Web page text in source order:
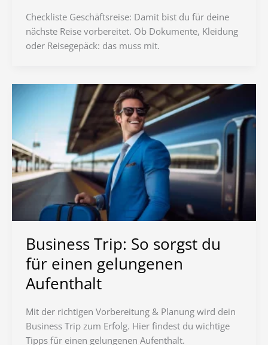
Checkliste Geschäftsreise: Damit bist du für deine
nächste Reise vorbereitet. Ob Dokumente, Kleidung
oder Reisegepäck: das muss mit.
Business Trip: So sorgst du
für einen gelungenen
Aufenthalt
Mit der richtigen Vorbereitung & Planung wird dein
Business Trip zum Erfolg. Hier findest du wichtige
Tipps für einen gelungenen Aufenthalt.